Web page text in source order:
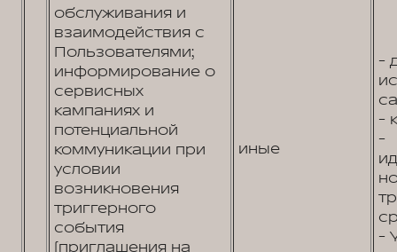
обслуживания и
взаимодействия с
Пользователями;
информирование о
сервисных
кампаниях и
потенциальной
коммуникации при
условии
возникновения
триггерного
события
(приглашения на
иные
-
-
-
-